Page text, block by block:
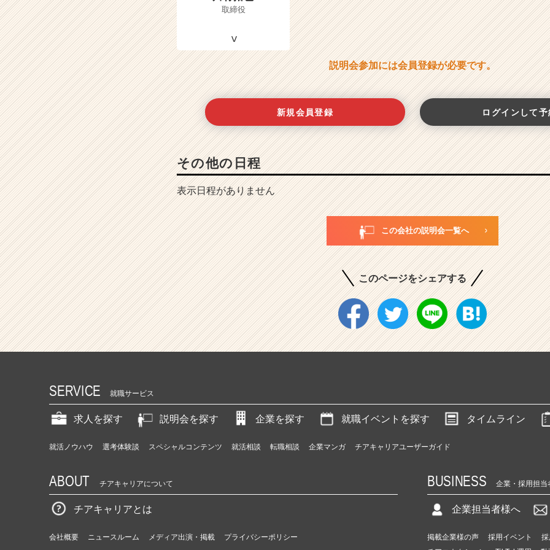
取締役
説明会参加には会員登録が必要です。
新規会員登録 ログインして
その他の日程
表示日程がありません
この会社の説明会一覧へ
このページをシェアする
SERVICE 就職サービス
求人を探す 説明会を探す 企業を探す 就職イベントを探す タイムライン
就活ノウハウ 選考体験談 スペシャルコンテンツ 就活相談 転職相談 企業マンガ チアキャリアユーザーガイド
ABOUT チアキャリアについて
チアキャリアとは
会社概要 ニュースルーム メディア出演・掲載 プライバシーポリシー
BUSINESS 企業・採用担当
企業担当者様へ
掲載企業様の声 採用イベント